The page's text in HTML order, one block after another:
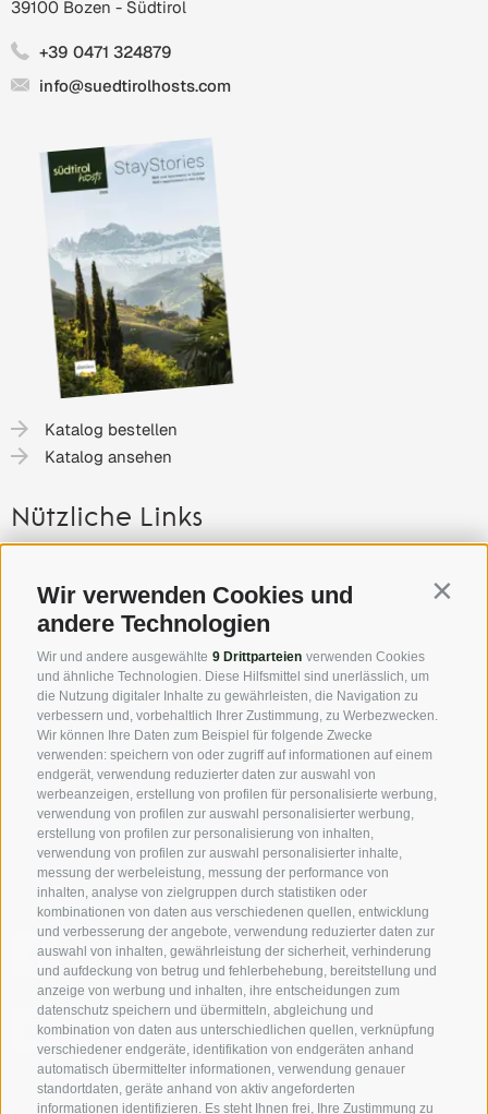
Wir verwenden Cookies und
andere Technologien
Wir und andere ausgewählte 9 Drittparteien verwenden Cookies
und ähnliche Technologien. Diese Hilfsmittel sind unerlässlich, um
die Nutzung digitaler Inhalte zu gewährleisten, die Navigation zu
verbessern und, vorbehaltlich Ihrer Zustimmung, zu Werbezwecken.
Wir können Ihre Daten zum Beispiel für folgende Zwecke
verwenden: speichern von oder zugriff auf informationen auf einem
endgerät, verwendung reduzierter daten zur auswahl von
werbeanzeigen, erstellung von profilen für personalisierte werbung,
verwendung von profilen zur auswahl personalisierter werbung,
erstellung von profilen zur personalisierung von inhalten,
verwendung von profilen zur auswahl personalisierter inhalte,
messung der werbeleistung, messung der performance von
inhalten, analyse von zielgruppen durch statistiken oder
kombinationen von daten aus verschiedenen quellen, entwicklung
und verbesserung der angebote, verwendung reduzierter daten zur
auswahl von inhalten, gewährleistung der sicherheit, verhinderung
und aufdeckung von betrug und fehlerbehebung, bereitstellung und
anzeige von werbung und inhalten, ihre entscheidungen zum
datenschutz speichern und übermitteln, abgleichung und
kombination von daten aus unterschiedlichen quellen, verknüpfung
verschiedener endgeräte, identifikation von endgeräten anhand
automatisch übermittelter informationen, verwendung genauer
standortdaten, geräte anhand von aktiv angeforderten
informationen identifizieren. Es steht Ihnen frei, Ihre Zustimmung zu
39100 Bozen - Südtirol
+39 0471 324879
info@suedtirolhosts.com
Katalog bestellen
Katalog ansehen
Nützliche Links
Anreise nach Südtirol
Presse
Highlights & Veranstaltungen
Partner
Über uns
VPS-Verband der Privatvermieter
Mitgliedschaft
Folge uns auf Facebook und entdecke alle Angebote,
neuen Mitglieder und Südtirol-Insider-Tipps als erster!
Authentische Bilder - eben das „echte“ Südtirol aus der
Sicht unserer Privatvermieter.